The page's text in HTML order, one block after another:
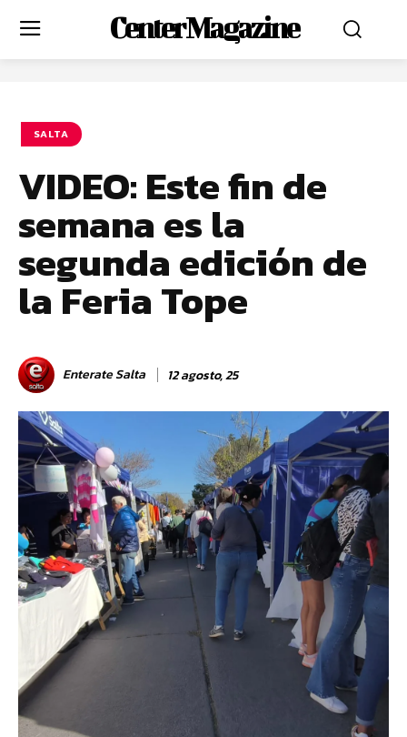
Center Magazine
SALTA
VIDEO: Este fin de
semana es la
segunda edición de
la Feria Tope
Enterate Salta 12 agosto, 25